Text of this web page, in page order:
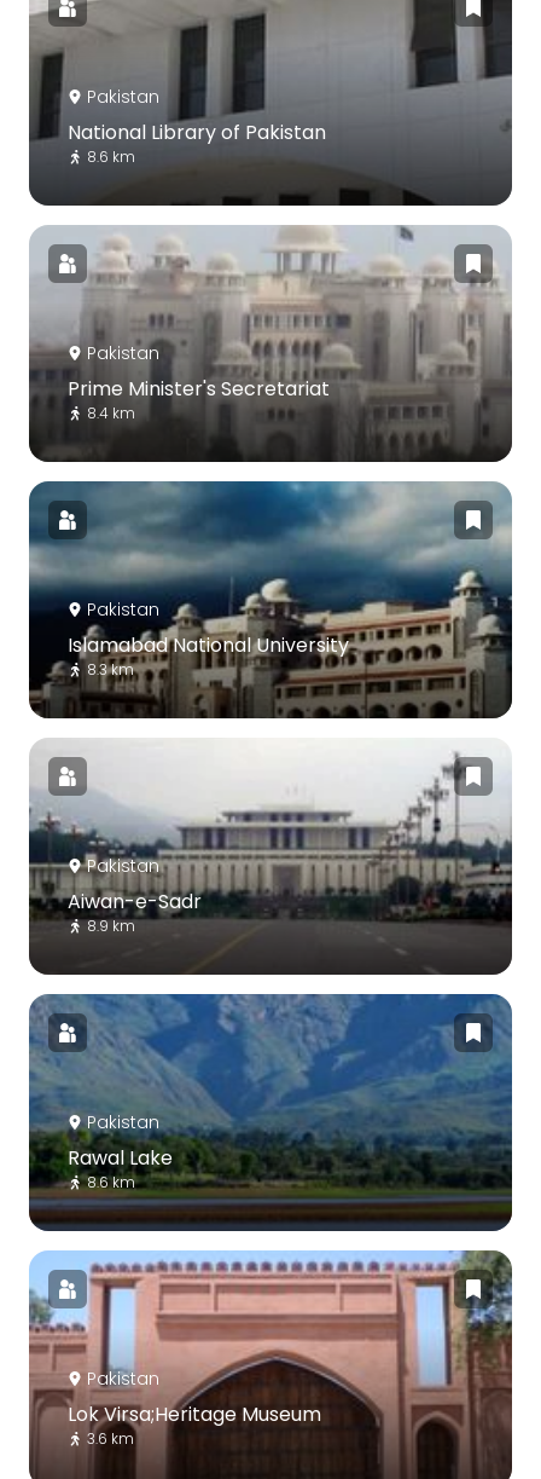
Pakistan
National Library of Pakistan
8.6 km
Pakistan
Prime Minister's Secretariat
8.4 km
Pakistan
Islamabad National University
8.3 km
Pakistan
Aiwan-e-Sadr
8.9 km
Pakistan
Rawal Lake
8.6 km
Pakistan
Lok Virsa;Heritage Museum
3.6 km